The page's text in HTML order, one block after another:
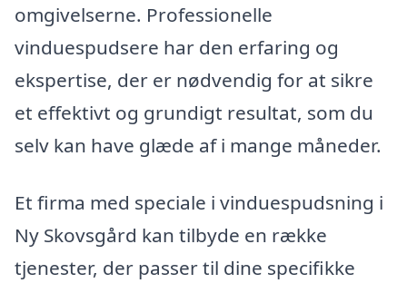
omgivelserne. Professionelle
vinduespudsere har den erfaring og
ekspertise, der er nødvendig for at sikre
et effektivt og grundigt resultat, som du
selv kan have glæde af i mange måneder.
Et firma med speciale i vinduespudsning i
Ny Skovsgård kan tilbyde en række
tjenester, der passer til dine specifikke